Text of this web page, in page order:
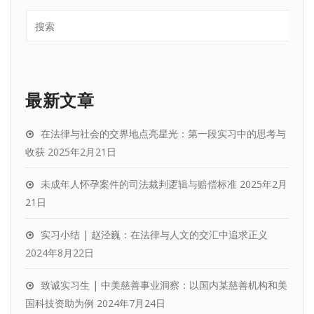
最新文章
在法律与社会的交界地点亮星光：第一段实习中的思考与
收获 2025年2月21日
未成年人怀孕案件的司法裁判逻辑与赔偿标准 2025年2月
21日
实习小结 | 赵泾巍：在法律与人文的交汇中追求正义
2024年8月22日
致诚实习生 | 中美慈善事业洞察：以国内某慈善机构和美
国科技资助为例 2024年7月24日